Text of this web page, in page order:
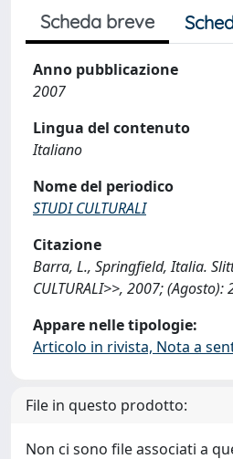
Scheda breve
Anno pubblicazione
2007
Lingua del contenuto
Italiano
Nome del periodico
STUDI CULTURALI
Citazione
Barra, L., Springfield, Italia.
CULTURALI>>, 2007;
Appare nelle tipologie:
Articolo in rivista, Nota a
File in questo prodotto:
Non ci sono file associati a